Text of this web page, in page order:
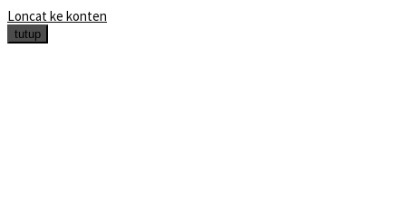
Loncat ke konten
tutup